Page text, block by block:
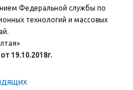
Федеральной службы по
технологий и массовых
19.10.2018г.